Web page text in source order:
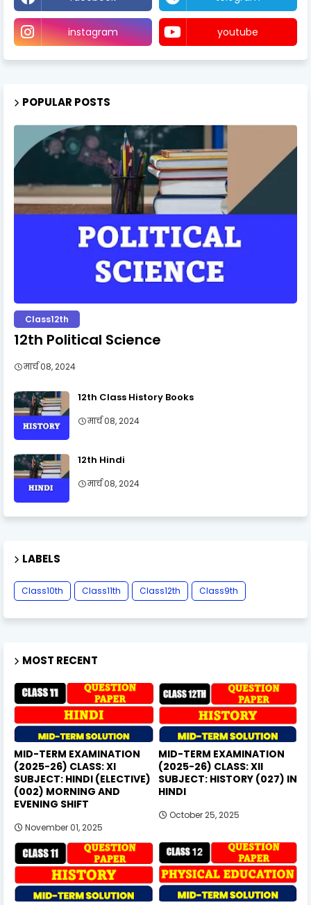
instagram youtube
POPULAR POSTS
Class12th
12th Political Science
मार्च 08, 2024
12th Class History Books
मार्च 08, 2024
12th Hindi
मार्च 08, 2024
LABELS
Class10th Class11th Class12th Class9th
MOST RECENT
MID-TERM EXAMINATION
(2025-26) CLASS: XI
SUBJECT: HINDI (ELECTIVE)
(002) MORNING AND
EVENING SHIFT
November 01, 2025
MID-TERM EXAMINATION
(2025-26) CLASS: XII
SUBJECT: HISTORY (027) IN
HINDI
October 25, 2025